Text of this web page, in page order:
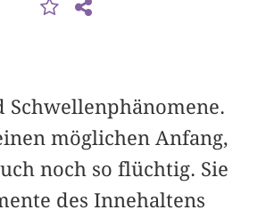
Schwellenphänomene.
möglichen Anfang,
noch so flüchtig. Sie
des Innehaltens